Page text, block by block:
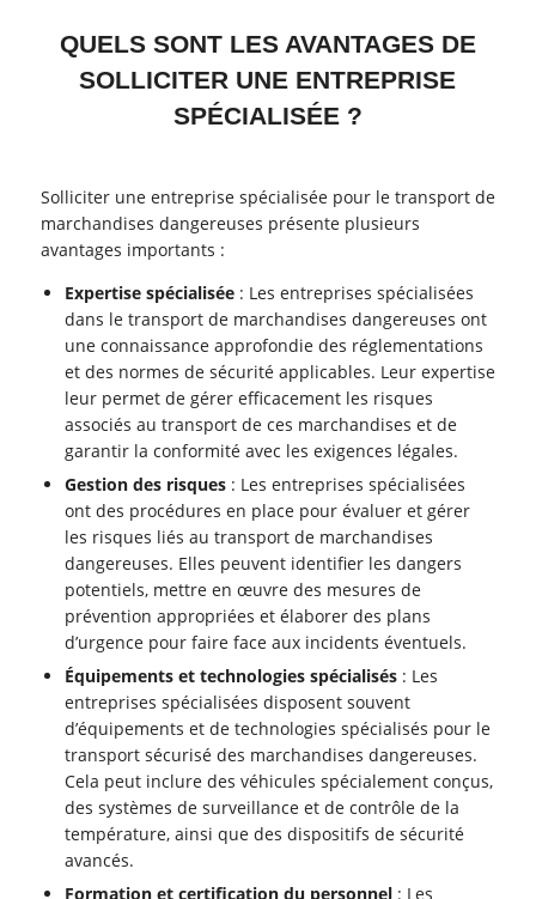
QUELS SONT LES AVANTAGES DE
SOLLICITER UNE ENTREPRISE
SPÉCIALISÉE ?
Solliciter une entreprise spécialisée pour le transport de
marchandises dangereuses présente plusieurs
avantages importants :
Expertise spécialisée : Les entreprises spécialisées
dans le transport de marchandises dangereuses ont
une connaissance approfondie des réglementations
et des normes de sécurité applicables. Leur expertise
leur permet de gérer efficacement les risques
associés au transport de ces marchandises et de
garantir la conformité avec les exigences légales.
Gestion des risques : Les entreprises spécialisées
ont des procédures en place pour évaluer et gérer
les risques liés au transport de marchandises
dangereuses. Elles peuvent identifier les dangers
potentiels, mettre en œuvre des mesures de
prévention appropriées et élaborer des plans
d’urgence pour faire face aux incidents éventuels.
Équipements et technologies spécialisés : Les
entreprises spécialisées disposent souvent
d’équipements et de technologies spécialisés pour le
transport sécurisé des marchandises dangereuses.
Cela peut inclure des véhicules spécialement conçus,
des systèmes de surveillance et de contrôle de la
température, ainsi que des dispositifs de sécurité
avancés.
Formation et certification du personnel : Les